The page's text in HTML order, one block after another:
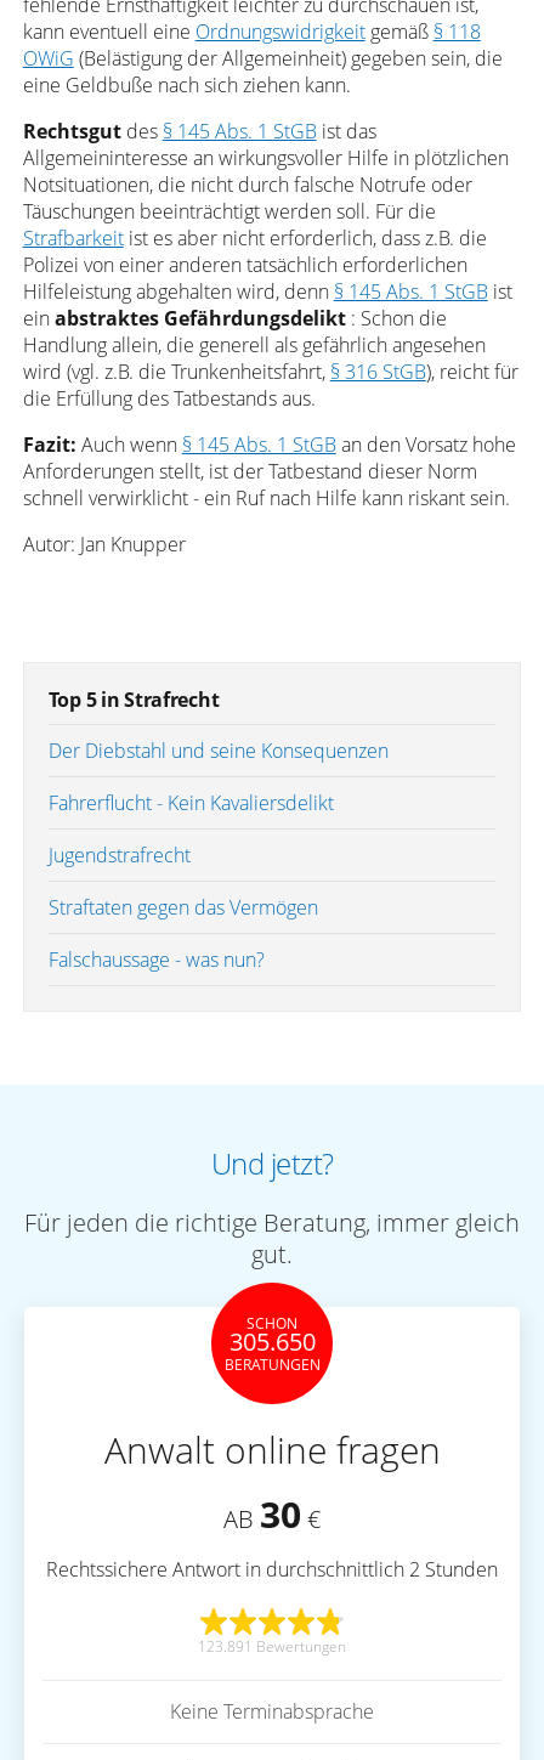
kann eventuell eine Ordnungswidrigkeitgemäß § 118
OWiG (Belästigung der Allgemeinheit) gegeben sein, die
eine Geldbuße nach sich ziehen kann.
Rechtsgutdes § 145 Abs. 1 StGBist das
Allgemeininteresse an wirkungsvoller Hilfe in plötzlichen
Notsituationen, die nicht durch falsche Notrufe oder
Täuschungen beeinträchtigt werden soll. Für die
Strafbarkeitist es aber nicht erforderlich, dass z.B. die
Polizei von einer anderen tatsächlich erforderlichen
Hilfeleistung abgehalten wird, denn § 145 Abs. 1 StGBist
einabstraktes Gefährdungsdelikt: Schon die
Handlung allein, die generell als gefährlich angesehen
wird (vgl. z.B. die Trunkenheitsfahrt, § 316 StGB), reicht für
die Erfüllung des Tatbestands aus.
Fazit: Auch wenn § 145 Abs. 1 StGBan den Vorsatz hohe
Anforderungen stellt, ist der Tatbestand dieser Norm
schnell verwirklicht - ein Ruf nach Hilfe kann riskant sein.
Autor: Jan Knupper
Top 5 in Strafrecht
Der Diebstahl und seine Konsequenzen
Fahrerflucht - Kein Kavaliersdelikt
Jugendstrafrecht
Straftaten gegen das Vermögen
Falschaussage - was nun?
Und jetzt?
Für jeden die richtige Beratung, immer gleich
gut.
SCHON
305.650
BERATUNGEN
Anwalt online fragen
AB 30 €
Rechtssichere Antwort in durchschnittlich 2 Stunden
123.891 Bewertungen
Keine Terminabsprache